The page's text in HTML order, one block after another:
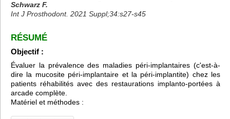
Schwarz F.
Int J Prosthodont. 2021 Suppl;34:s27-s45
RÉSUMÉ
Objectif :
Évaluer la prévalence des maladies péri-implantaires (c'est-à-
dire la mucosite péri-implantaire et la péri-implantite) chez les
patients réhabilités avec des restaurations implanto-portées à
arcade complète.
Matériel et méthodes :